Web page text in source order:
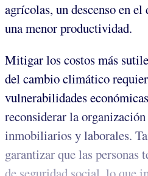
agrícolas, un descenso en
una menor productividad.
Mitigar los costos más
del cambio climático
vulnerabilidades
reconsiderar la
inmobiliarios y laborales.
garantizar que las personas